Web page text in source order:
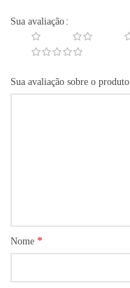
Sua avaliação
Sua avaliação sobre o produto
Nome *